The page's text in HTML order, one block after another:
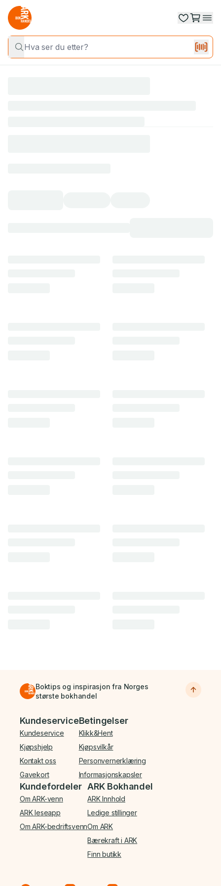
Boktips og inspirasjon fra Norges
største bokhandel
Bunnmeny
Kundeservice
Kundeservice
Kjøpshjelp
Kontakt oss
Gavekort
Betingelser
Klikk&Hent
Kjøpsvilkår
Personvernerklæring
Informasjonskapsler
Kundefordeler
Om ARK-venn
ARK leseapp
Om ARK-bedriftsvenn
ARK Bokhandel
ARK Innhold
Ledige stillinger
Om ARK
Bærekraft i ARK
Finn butikk